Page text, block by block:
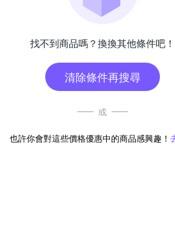
找不到商品嗎？換換其他條件吧！
清除條件再搜尋
或
也許你會對這些價格優惠中的商品感興趣！